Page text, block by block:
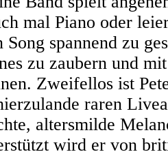
mal Piano oder
Song spannend zu
zu zaubern und
Zweifellos ist
raren
altersmilde
wird er von